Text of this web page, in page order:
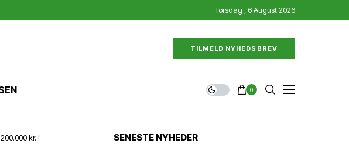
Torsdag , 6 August 2026
TILMELD NYHEDSBREV
0
kr. ! SENESTE NYHEDER